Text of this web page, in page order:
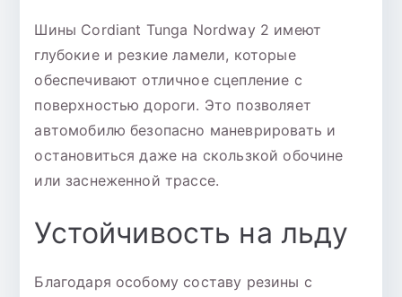
Шины Cordiant Tunga Nordway 2 имеют
глубокие и резкие ламели, которые
обеспечивают отличное сцепление с
поверхностью дороги. Это позволяет
автомобилю безопасно маневрировать и
остановиться даже на скользкой обочине
или заснеженной трассе.
Устойчивость на льду
Благодаря особому составу резины с